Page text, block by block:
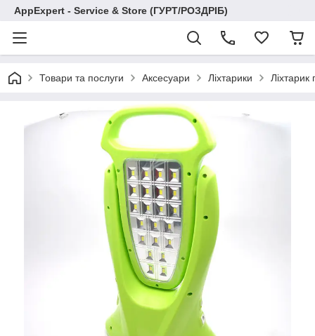
AppExpert - Service & Store (ГУРТ/РОЗДРІБ)
Товари та послуги Аксесуари Ліхтарики